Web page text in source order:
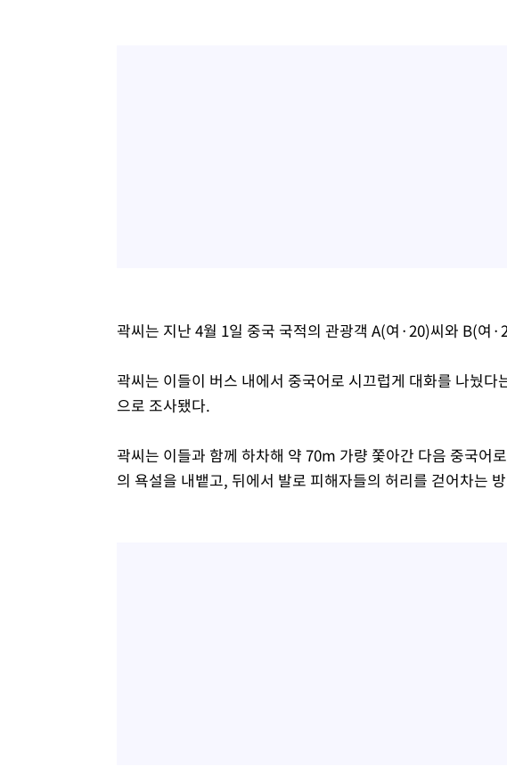
곽씨는 지난 4월 1일 중국 국적의 관광객 A(여·20)씨와 B(여
곽씨는 이들이 버스 내에서 중국어로 시끄럽게 대화를 나눴
으로 조사됐다.
곽씨는 이들과 함께 하차해 약 70m 가량 쫓아간 다음 중국어
의 욕설을 내뱉고, 뒤에서 발로 피해자들의 허리를 걷어차는